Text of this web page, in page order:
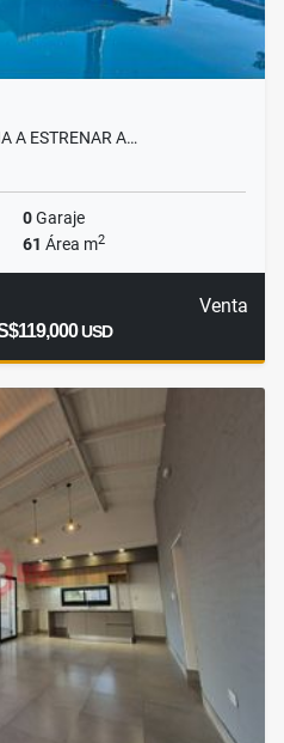
A ESTRENAR A…
0Garaje
61 Área m2
Venta
USD